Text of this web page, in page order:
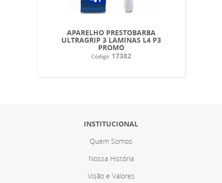
APARELHO PRESTOBARBA
ULTRAGRIP 3 LAMINAS L4 P3
PROMO
Código17382
INSTITUCIONAL
Quem Somos
Nossa História
Visão e Valores